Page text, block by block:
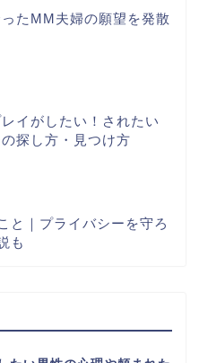
たMM夫婦の願望を発散
イがしたい！されたい
探し方・見つけ方
と｜プライバシーを守ろ
も